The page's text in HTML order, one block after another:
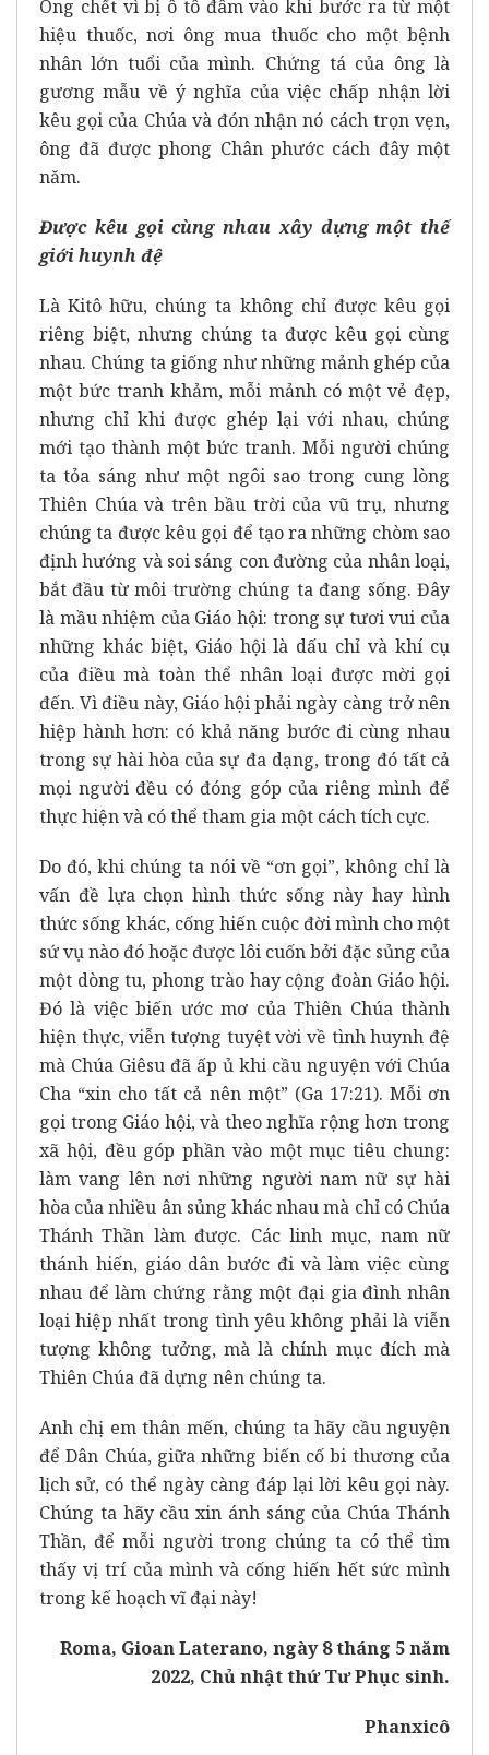
Ông chết vì bị ô tô đâm vào khi bước ra từ một
hiệu thuốc, nơi ông mua thuốc cho một bệnh
nhân lớn tuổi của mình. Chứng tá của ông là
gương mẫu về ý nghĩa của việc chấp nhận lời
kêu gọi của Chúa và đón nhận nó cách trọn vẹn,
ông đã được phong Chân phước cách đây một
năm.
Được kêu gọi cùng nhau xây dựng một thế
giới huynh đệ
Là Kitô hữu, chúng ta không chỉ được kêu gọi
riêng biệt, nhưng chúng ta được kêu gọi cùng
nhau. Chúng ta giống như những mảnh ghép của
một bức tranh khảm, mỗi mảnh có một vẻ đẹp,
nhưng chỉ khi được ghép lại với nhau, chúng
mới tạo thành một bức tranh. Mỗi người chúng
ta tỏa sáng như một ngôi sao trong cung lòng
Thiên Chúa và trên bầu trời của vũ trụ, nhưng
chúng ta được kêu gọi để tạo ra những chòm sao
định hướng và soi sáng con đường của nhân loại,
bắt đầu từ môi trường chúng ta đang sống. Đây
là mầu nhiệm của Giáo hội: trong sự tươi vui của
những khác biệt, Giáo hội là dấu chỉ và khí cụ
của điều mà toàn thể nhân loại được mời gọi
đến. Vì điều này, Giáo hội phải ngày càng trở nên
hiệp hành hơn: có khả năng bước đi cùng nhau
trong sự hài hòa của sự đa dạng, trong đó tất cả
mọi người đều có đóng góp của riêng mình để
thực hiện và có thể tham gia một cách tích cực.
Do đó, khi chúng ta nói về “ơn gọi”, không chỉ là
vấn đề lựa chọn hình thức sống này hay hình
thức sống khác, cống hiến cuộc đời mình cho một
sứ vụ nào đó hoặc được lôi cuốn bởi đặc sủng của
một dòng tu, phong trào hay cộng đoàn Giáo hội.
Đó là việc biến ước mơ của Thiên Chúa thành
hiện thực, viễn tượng tuyệt vời về tình huynh đệ
mà Chúa Giêsu đã ấp ủ khi cầu nguyện với Chúa
Cha “xin cho tất cả nên một” (Ga 17:21). Mỗi ơn
gọi trong Giáo hội, và theo nghĩa rộng hơn trong
xã hội, đều góp phần vào một mục tiêu chung:
làm vang lên nơi những người nam nữ sự hài
hòa của nhiều ân sủng khác nhau mà chỉ có Chúa
Thánh Thần làm được. Các linh mục, nam nữ
thánh hiến, giáo dân bước đi và làm việc cùng
nhau để làm chứng rằng một đại gia đình nhân
loại hiệp nhất trong tình yêu không phải là viễn
tượng không tưởng, mà là chính mục đích mà
Thiên Chúa đã dựng nên chúng ta.
Anh chị em thân mến, chúng ta hãy cầu nguyện
để Dân Chúa, giữa những biến cố bi thương của
lịch sử, có thể ngày càng đáp lại lời kêu gọi này.
Chúng ta hãy cầu xin ánh sáng của Chúa Thánh
Thần, để mỗi người trong chúng ta có thể tìm
thấy vị trí của mình và cống hiến hết sức mình
trong kế hoạch vĩ đại này!
Roma, Gioan Laterano, ngày 8 tháng 5 năm
2022, Chủ nhật thứ Tư Phục sinh.
Phanxicô